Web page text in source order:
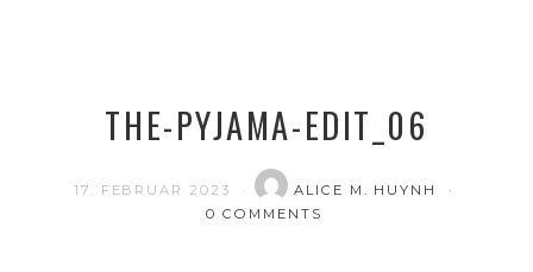
THE-PYJAMA-EDIT_06
17. FEBRUAR 2023
ALICE M. HUYNH
0 COMMENTS